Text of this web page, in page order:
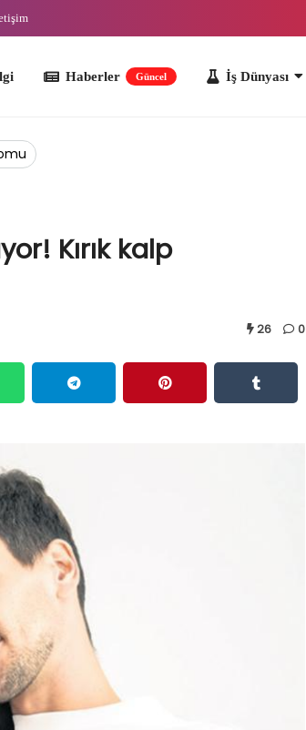
Haberler İş Dünyası
Kırık kalp
26 0